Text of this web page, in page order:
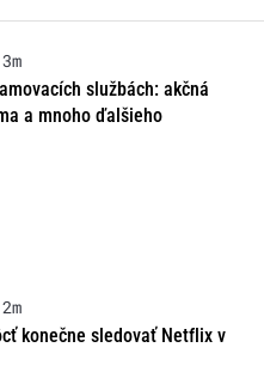
3m
službách: akčná
a mnoho ďalšieho
2m
konečne sledovať Netflix v